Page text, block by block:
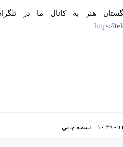
هنر به كانال ما در تلگرام
نسخه چاپي